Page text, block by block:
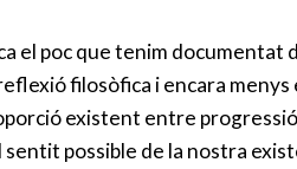
el poc que tenim
filosòfica i encara
existent entre
possible de la nostra